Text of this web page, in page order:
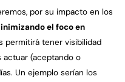
por su impacto en los
el foco en
permitirá tener visibilidad
actuar (aceptando o
Un ejemplo serían los